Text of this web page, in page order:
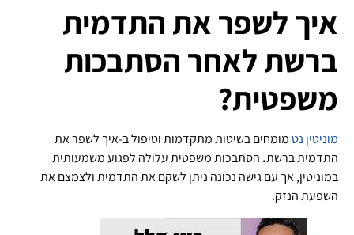
איך לשפר את התדמית
ברשת לאחר הסתבכות
משפטית?
מוניטין נטמומחים בשיטות מתקדמות וטיפול ב-איך לשפר את
התדמית ברשת. הסתבכות משפטית עלולה לפגוע משמעותית
במוניטין, אך עם גישה נכונה ניתן לשקם את התדמית ולצמצם את
השפעת הנזק.